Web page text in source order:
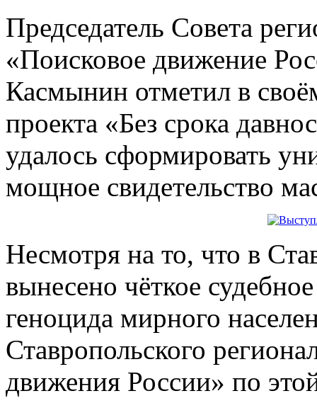
Председатель Совета
«Поисковое движение
Касмынин отметил в
проекта «Без срока
удалось сформировать
мощное свидетельство
Несмотря на то, что в
вынесено чёткое
геноцида мирного
Ставропольского
движения России» по